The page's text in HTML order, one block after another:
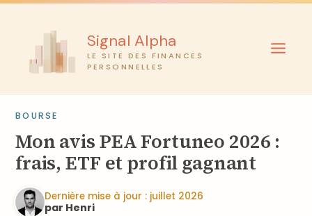
Aller
Signal Alpha
LE SITE DES FINANCES
PERSONNELLES
BOURSE
Mon avis PEA Fortuneo 2026 :
frais, ETF et profil gagnant
Dernière mise à jour : juillet 2026
par Henri